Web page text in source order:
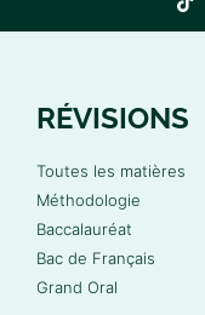
RÉVISIONS
Toutes les matières
Méthodologie
Baccalauréat
Bac de Français
Grand Oral